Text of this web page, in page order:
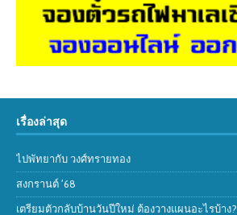
เรื่องล่าสุด
ไปพัทยากับ วงศ์ทรายทอง
สงกรานต์ ’68
เตรียมตัวกลับบ้านวันปีใหม่ ต้องวางแผนอะไรบ้าง?